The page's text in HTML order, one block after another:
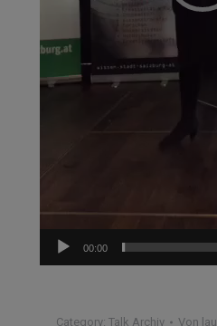
00:00
Category: Talk Archiv Von